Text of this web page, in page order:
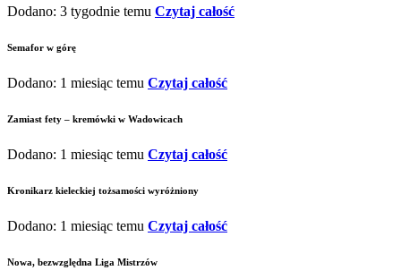
Dodano: 3 tygodnie temu Czytaj całość
Semafor w górę
Dodano: 1 miesiąc temu Czytaj całość
Zamiast fety – kremówki w Wadowicach
Dodano: 1 miesiąc temu Czytaj całość
Kronikarz kieleckiej tożsamości wyróżniony
Dodano: 1 miesiąc temu Czytaj całość
Nowa, bezwzględna Liga Mistrzów